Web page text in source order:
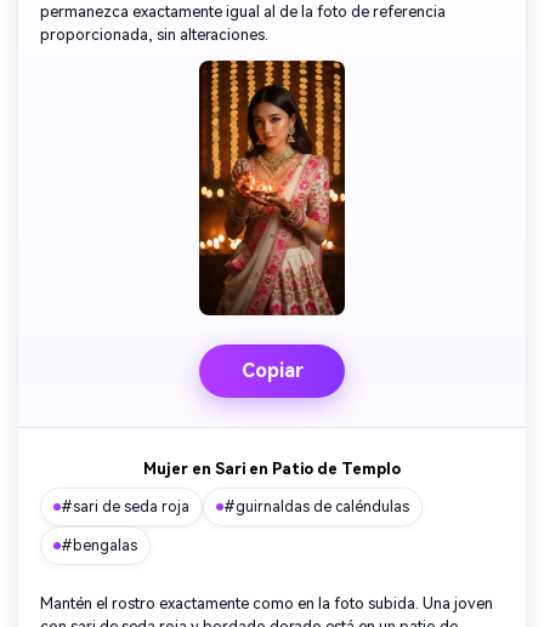
permanezca exactamente igual al de la foto de referencia
proporcionada, sin alteraciones.
Copiar
Mujer en Sari en Patio de Templo
#sari de seda roja #guirnaldas de caléndulas
#bengalas
Mantén el rostro exactamente como en la foto subida. Una joven